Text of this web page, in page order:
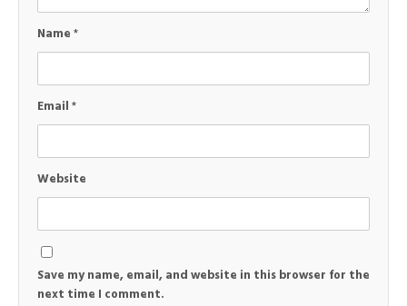
Name*
Email*
Website
Save my name, email, and website in this browser for the
next time I comment.